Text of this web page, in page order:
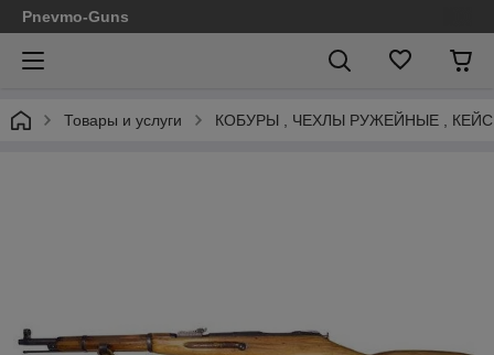
Pnevmo-Guns
Товары и услуги КОБУРЫ , ЧЕХЛЫ РУЖЕЙНЫЕ ,